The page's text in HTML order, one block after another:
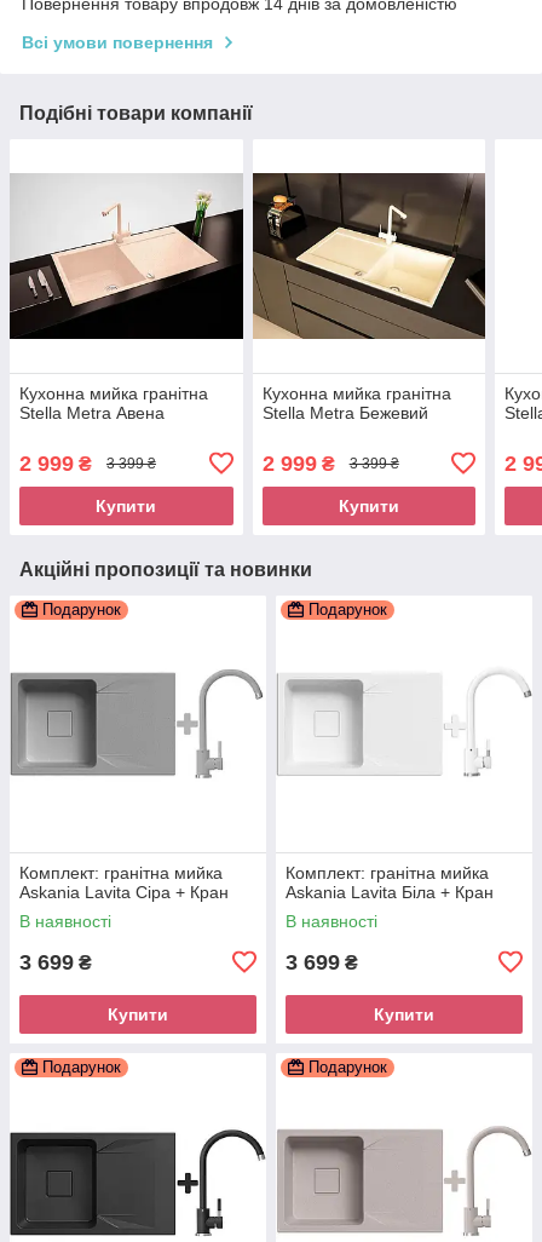
Повернення товару впродовж 14 днів за домовленістю
Всі умови повернення
Подібні товари компанії
Кухонна мийка гранітна
Stella Metra Авена
2 999 ₴ 3 399 ₴
Купити
Кухонна мийка гранітна
Stella Metra Бежевий
2 999₴ 3 399 ₴
Купити
2
Акційні пропозиції та новинки
Подарунок
Комплект: гранітна мийка
Askania Lavita Сіра + Кран
В наявності
3 699 ₴
Купити
Подарунок
Комплект: гранітна мийка
Askania Lavita Біла + Кран
В наявності
3 699 ₴
Купити
Подарунок Подарунок